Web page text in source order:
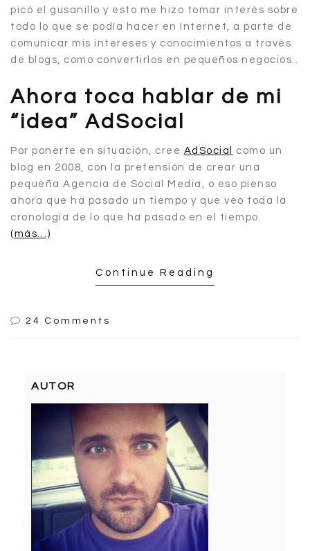
demasiadas
13 ( 40.63 %
Tengo
os dominios
comprados
y webs con
ideas y
tengo
tiempo
9 ( 28.13 % )
picó el gusanillo y esto me hizo tomar interés sobre
todo lo que se podía hacer en Internet, a parte de
comunicar mis intereses y conocimientos a través
de blogs, como convertirlos en pequeños negocios..
Ahora toca hablar de mi
“idea” AdSocial
Por ponerte en situación, cree AdSocial
como un
blog en 2008, con la pretensión de crear una
pequeña Agencia de Social Media, o eso pienso
ahora que ha pasado un tiempo y que veo toda la
cronología de lo que ha pasado en el tiempo.
(más…)
Continue Reading
24 Comments
AUTOR